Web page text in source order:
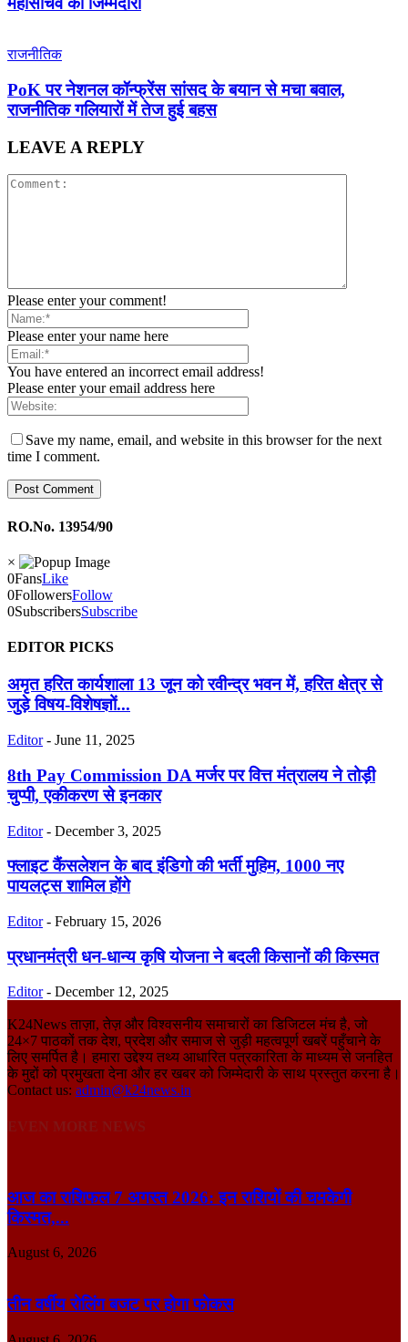
राजनीतिक
PoK पर नेशनल कॉन्फ्रेंस सांसद के बयान से मचा बवाल,
राजनीतिक गलियारों में तेज हुई बहस
LEAVE A REPLY
Please enter your comment!
Please enter your name here
You have entered an incorrect email address!
Please enter your email address here
Save my name, email, and website in this browser for the next
time I comment.
RO.No. 13954/90
×
0FansLike
0FollowersFollow
0SubscribersSubscribe
EDITOR PICKS
अमृत हरित कार्यशाला 13 जून को रवीन्द्र भवन में, हरित क्षेत्र से
जुड़े विषय-विशेषज्ञों...
Editor - June 11, 2025
8th Pay Commission DA मर्जर पर वित्त मंत्रालय ने तोड़ी
चुप्पी, एकीकरण से इनकार
Editor - December 3, 2025
फ्लाइट कैंसलेशन के बाद इंडिगो की भर्ती मुहिम, 1000 नए
पायलट्स शामिल होंगे
Editor - February 15, 2026
प्रधानमंत्री धन-धान्य कृषि योजना ने बदली किसानों की किस्मत
Editor - December 12, 2025
K24News ताज़ा, तेज़ और विश्वसनीय समाचारों का डिजिटल मंच है, जो
24×7 पाठकों तक देश, प्रदेश और समाज से जुड़ी महत्वपूर्ण खबरें पहुँचाने के
लिए समर्पित है। हमारा उद्देश्य तथ्य आधारित पत्रकारिता के माध्यम से जनहित
के मुद्दों को प्रमुखता देना और हर खबर को जिम्मेदारी के साथ प्रस्तुत करना है।
Contact us: admin@k24news.in
आज का राशिफल 7 अगस्त 2026: इन राशियों की चमकेगी
किस्मत,...
August 6, 2026
तीन वर्षीय रोलिंग बजट पर होगा फोकस